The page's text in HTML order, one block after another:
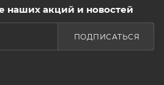
наших акций и новостей
ПОДПИСАТЬСЯ